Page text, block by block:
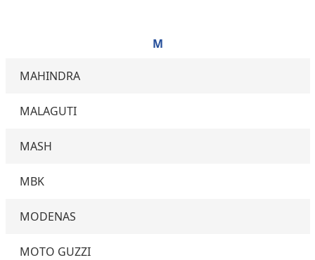
M
MAHINDRA
MALAGUTI
MASH
MBK
MODENAS
MOTO GUZZI